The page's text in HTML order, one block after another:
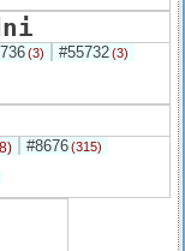
(3) #55732(3)
#8676(315)